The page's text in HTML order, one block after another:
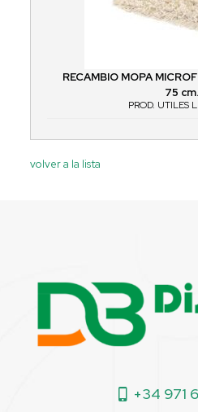
RECAMBIO MOPA
75 cm.
PROD. UTILES
volver a la lista
+34 971